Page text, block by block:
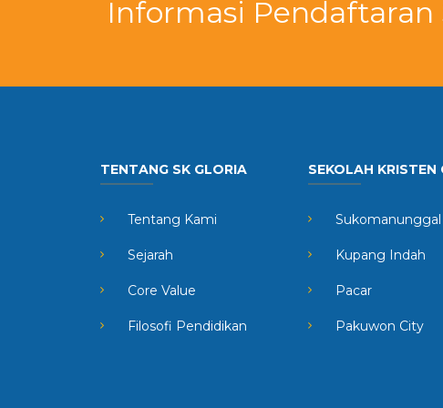
Informasi Pendaftaran
TENTANG SK GLORIA
Tentang Kami
Sejarah
Core Value
Filosofi Pendidikan
SEKOLAH KRISTEN
Sukomanunggal
Kupang Indah
Pacar
Pakuwon City